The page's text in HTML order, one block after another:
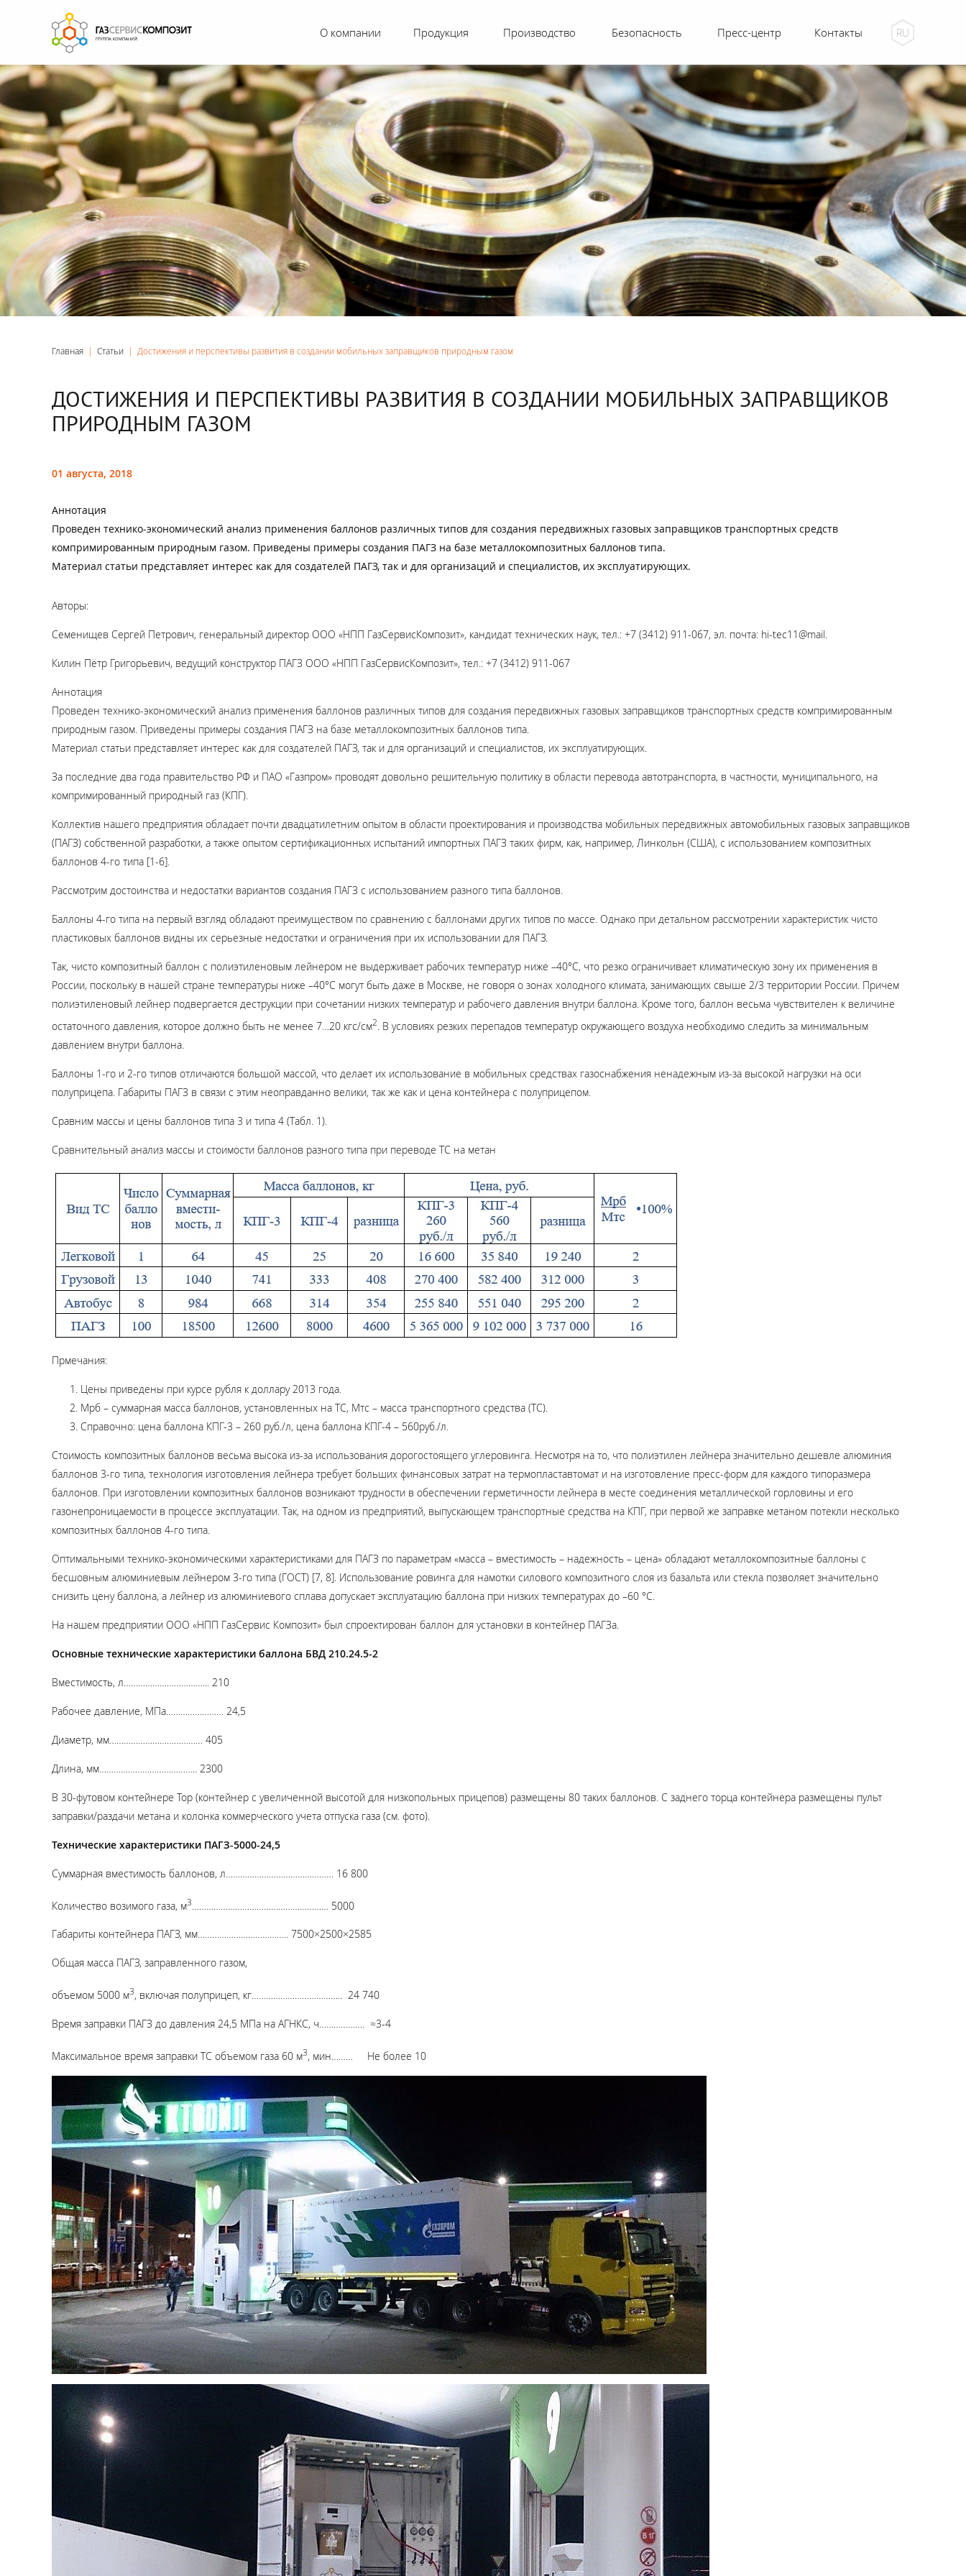
Главная | Статьи | Достижения и перспективы развития в создании мобильных заправщиков природным газом
ДОСТИЖЕНИЯ И ПЕРСПЕКТИВЫ РАЗВИТИЯ В СОЗДАНИИ МОБИЛЬНЫХ ЗАПРАВЩИКОВ
ПРИРОДНЫМ ГАЗОМ
01 августа, 2018
Аннотация
Проведен технико-экономический анализ применения баллонов различных типов для создания передвижных газовых заправщиков транспортных средств
компримированным природным газом. Приведены примеры создания ПАГЗ на базе металлокомпозитных баллонов типа.
Материал статьи представляет интерес как для создателей ПАГЗ, так и для организаций и специалистов, их эксплуатирующих.
Авторы:
Семенищев Сергей Петрович, генеральный директор ООО «НПП ГазСервисКомпозит», кандидат технических наук, тел.: +7 (3412) 911-067, эл. почта: hi-tec11@mail.
Килин Пётр Григорьевич, ведущий конструктор ПАГЗ ООО «НПП ГазСервисКомпозит», тел.: +7 (3412) 911-067
Аннотация
Проведен технико-экономический анализ применения баллонов различных типов для создания передвижных газовых заправщиков транспортных средств компримированным
природным газом. Приведены примеры создания ПАГЗ на базе металлокомпозитных баллонов типа.
Материал статьи представляет интерес как для создателей ПАГЗ, так и для организаций и специалистов, их эксплуатирующих.
За последние два года правительство РФ и ПАО «Газпром» проводят довольно решительную политику в области перевода автотранспорта, в частности, муниципального, на
компримированный природный газ (КПГ).
Коллектив нашего предприятия обладает почти двадцатилетним опытом в области проектирования и производства мобильных передвижных автомобильных газовых заправщиков
(ПАГЗ) собственной разработки, а также опытом сертификационных испытаний импортных ПАГЗ таких фирм, как, например, Линкольн (США), с использованием композитных
баллонов 4-го типа [1-6].
Рассмотрим достоинства и недостатки вариантов создания ПАГЗ с использованием разного типа баллонов.
Баллоны 4-го типа на первый взгляд обладают преимуществом по сравнению с баллонами других типов по массе. Однако при детальном рассмотрении характеристик чисто
пластиковых баллонов видны их серьезные недостатки и ограничения при их использовании для ПАГЗ.
Так, чисто композитный баллон с полиэтиленовым лейнером не выдерживает рабочих температур ниже –40°С, что резко ограничивает климатическую зону их применения в
России, поскольку в нашей стране температуры ниже –40°С могут быть даже в Москве, не говоря о зонах холодного климата, занимающих свыше 2/3 территории России. Причем
полиэтиленовый лейнер подвергается деструкции при сочетании низких температур и рабочего давления внутри баллона. Кроме того, баллон весьма чувствителен к величине
остаточного давления, которое должно быть не менее 7…20 кгс/см2 . В условиях резких перепадов температур окружающего воздуха необходимо следить за минимальным
давлением внутри баллона.
Баллоны 1-го и 2-го типов отличаются большой массой, что делает их использование в мобильных средствах газоснабжения ненадежным из-за высокой нагрузки на оси
полуприцепа. Габариты ПАГЗ в связи с этим неоправданно велики, так же как и цена контейнера с полуприцепом.
Сравним массы и цены баллонов типа 3 и типа 4 (Табл. 1).
Сравнительный анализ массы и стоимости баллонов разного типа при переводе ТС на метан
Прмечания:
Цены приведены при курсе рубля к доллару 2013 года.
Мрб – суммарная масса баллонов, установленных на ТС, Мтс – масса транспортного средства (ТС).
Справочно: цена баллона КПГ-3 – 260 руб./л, цена баллона КПГ-4 – 560руб./л.
Стоимость композитных баллонов весьма высока из-за использования дорогостоящего углеровинга. Несмотря на то, что полиэтилен лейнера значительно дешевле алюминия
баллонов 3-го типа, технология изготовления лейнера требует больших финансовых затрат на термопластавтомат и на изготовление пресс-форм для каждого типоразмера
баллонов. При изготовлении композитных баллонов возникают трудности в обеспечении герметичности лейнера в месте соединения металлической горловины и его
газонепроницаемости в процессе эксплуатации. Так, на одном из предприятий, выпускающем транспортные средства на КПГ, при первой же заправке метаном потекли несколько
композитных баллонов 4-го типа.
Оптимальными технико-экономическими характеристиками для ПАГЗ по параметрам «масса – вместимость – надежность – цена» обладают металлокомпозитные баллоны с
бесшовным алюминиевым лейнером 3-го типа (ГОСТ) [7, 8]. Использование ровинга для намотки силового композитного слоя из базальта или стекла позволяет значительно
снизить цену баллона, а лейнер из алюминиевого сплава допускает эксплуатацию баллона при низких температурах до –60 °С.
На нашем предприятии ООО «НПП ГазСервис Композит» был спроектирован баллон для установки в контейнер ПАГЗа.
Основные технические характеристики баллона БВД 210.24.5-2
Вместимость, л……………………………... 210
Рабочее давление, МПа…………………… 24,5
Диаметр, мм………………………………… 405
Длина, мм………………………………….. 2300
В 30-футовом контейнере Top (контейнер с увеличенной высотой для низкопольных прицепов) размещены 80 таких баллонов. С заднего торца контейнера размещены пульт
заправки/раздачи метана и колонка коммерческого учета отпуска газа (см. фото).
Технические характеристики ПАГЗ-5000-24,5
Суммарная вместимость баллонов, л……………………………………… 16 800
Количество возимого газа, м3 ………………………………………………… 5000
Габариты контейнера ПАГЗ, мм……………………………….. 7500×2500×2585
Общая масса ПАГЗ, заправленного газом,
объемом 5000 м3, включая полуприцеп, кг……………………………….. 24 740
Время заправки ПАГЗ до давления 24,5 МПа на АГНКС, ч………………. ≈3-4
Максимальное время заправки ТС объемом газа 60 м3, мин……… Не более 10
RU
О компании Продукция Производство Безопасность Пресс-центр Контакты